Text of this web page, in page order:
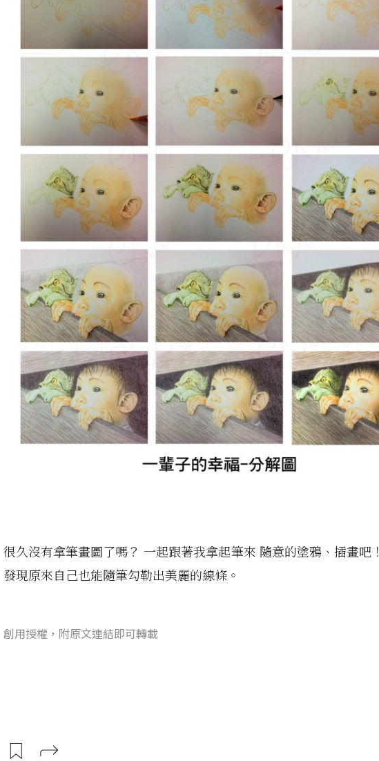
很久沒有拿筆畫圖了嗎？ 一起跟著我拿起筆來 隨意的塗鴉、插畫吧
發現原來自己也能隨筆勾勒出美麗的線條。
創用授權，附原文連結即可轉載